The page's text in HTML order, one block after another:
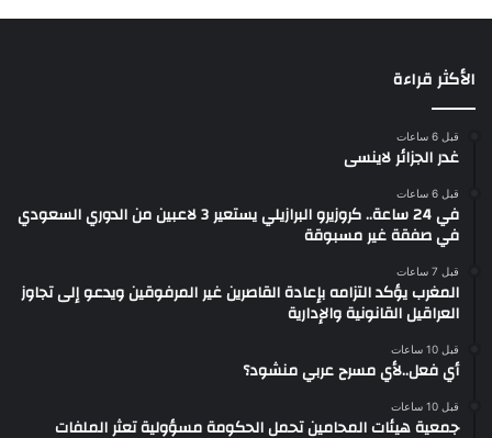
الأكثر قراءة
قبل 6 ساعات
غدر الجزائر لاينسى
قبل 6 ساعات
في 24 ساعة.. كروزيرو البرازيلي يستعير 3 لاعبين من الدوري السعودي
في صفقة غير مسبوقة
قبل 7 ساعات
المغرب يؤكد التزامه بإعادة القاصرين غير المرفوقين ويدعو إلى تجاوز
العراقيل القانونية والإدارية
قبل 10 ساعات
أي فعل..لأي مسرح عربي منشود؟
قبل 10 ساعات
جمعية هيئات المحامين تحمل الحكومة مسؤولية تعثر الملفات